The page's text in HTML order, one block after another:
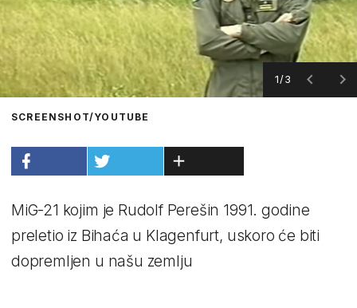
1/3
SCREENSHOT/YOUTUBE
MiG-21 kojim je Rudolf Perešin 1991. godine
preletio iz Bihaća u Klagenfurt, uskoro će biti
dopremljen u našu zemlju